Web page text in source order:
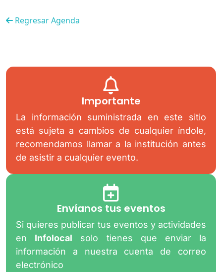
Regresar Agenda
Importante
La información suministrada en este sitio
está sujeta a cambios de cualquier índole,
recomendamos llamar a la institución antes
de asistir a cualquier evento.
Envíanos tus eventos
Si quieres publicar tus eventos y actividades
en Infolocal solo tienes que enviar la
información a nuestra cuenta de correo
electrónico